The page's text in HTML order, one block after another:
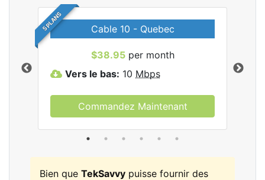
5 PLANS Cable 10 - Quebec
$38.95per month
Vers le bas: 10 Mbps
Commandez Maintenant
Bien que TekSavvy puisse fournir des